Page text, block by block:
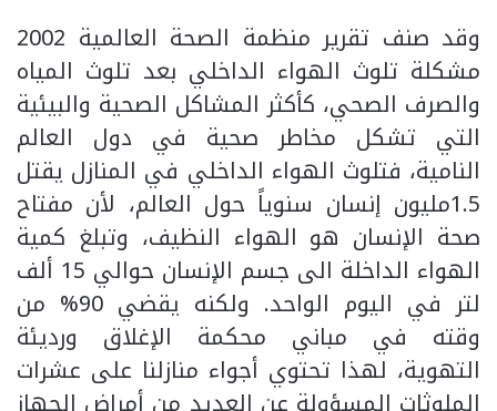
وقد صنف تقرير منظمة الصحة العالمية 2002
مشكلة تلوث الهواء الداخلي بعد تلوث المياه
والصرف الصحي، كأكثر المشاكل الصحية والبيئية
التي تشكل مخاطر صحية في دول العالم
النامية، فتلوث الهواء الداخلي في المنازل يقتل
1.5مليون إنسان سنوياً حول العالم، لأن مفتاح
صحة الإنسان هو الهواء النظيف، وتبلغ كمية
الهواء الداخلة الى جسم الإنسان حوالي 15 ألف
لتر في اليوم الواحد. ولكنه يقضي 90% من
وقته في مباني محكمة الإغلاق ورديئة
التهوية، لهذا تحتوي أجواء منازلنا على عشرات